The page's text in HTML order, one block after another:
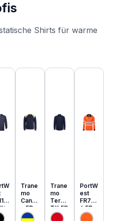
Shirts für warme
Trane
mo
Cante
x FR
MultiN
Trane
mo
Tera
TX FR
leicht
PortW
est
FR73
4 FR
MultiN